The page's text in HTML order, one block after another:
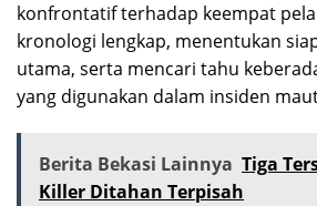
konfrontatif terhadap keempat
kronologi lengkap, menentukan
utama, serta mencari tahu
yang digunakan dalam insiden
Berita Bekasi Lainnya Tiga
Killer Ditahan Terpisah